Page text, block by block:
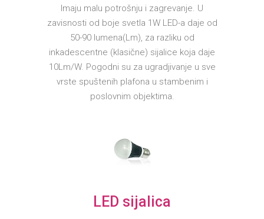
Imaju malu potrošnju i zagrevanje. U
zavisnosti od boje svetla 1W LED-a daje od
50-90 lumena(Lm), za razliku od
inkadescentne (klasične) sijalice koja daje
10Lm/W. Pogodni su za ugradjivanje u sve
vrste spuštenih plafona u stambenim i
poslovnim objektima.
LED sijalica